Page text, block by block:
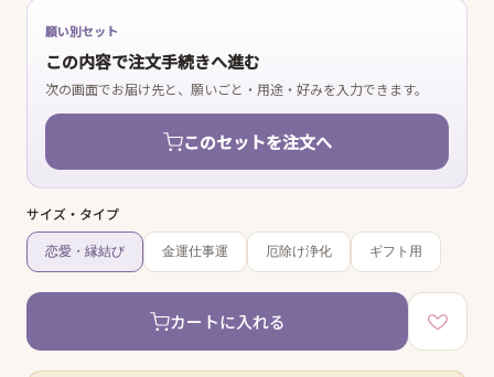
願い別セット
この内容で注文手続きへ進む
次の画面でお届け先と、願いごと・用途・好みを入力できます。
このセットを注文へ
サイズ・タイプ
恋愛・縁結び 金運仕事運 厄除け浄化 ギフト用
カートに入れる